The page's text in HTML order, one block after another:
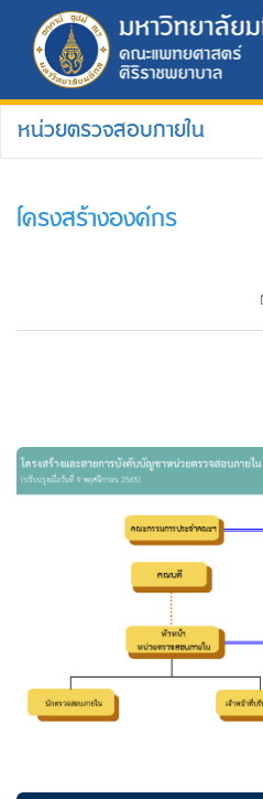
หน่วยตรวจสอบภายใน
โครงสร้างองค์กร